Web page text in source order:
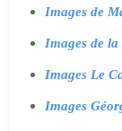
Images de
Images de
Images Le
Images